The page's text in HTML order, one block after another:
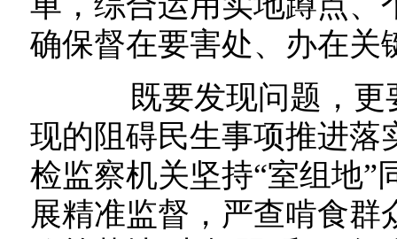
确保督在要害处、办在关
既要发现问题，更
现的阻碍民生事项推进落
检监察机关坚持“室组地”
展精准监督，严查啃食